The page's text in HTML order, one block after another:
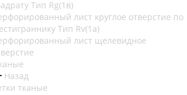
Тип Rg(1в)
лист круглое отверстие по
Тип Rv(1а)
лист щелевидное
Назад
тканые